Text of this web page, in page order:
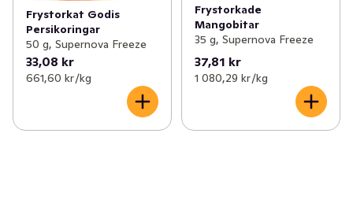
Frystorkat Godis
Persikoringar
50 g, Supernova Freeze
33,08 kr
661,60 kr /kg
Frystorkade
Mangobitar
35 g, Supernova Freeze
37,81 kr
1 080,29 kr /kg